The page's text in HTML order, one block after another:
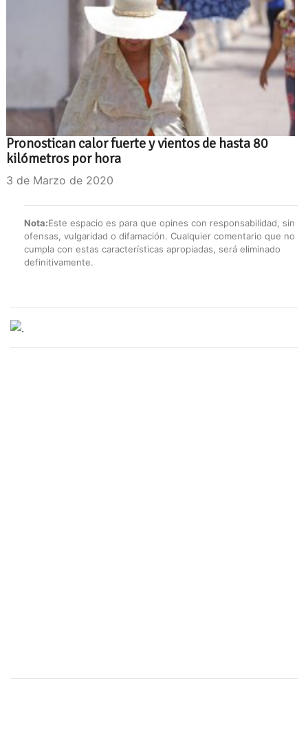
Pronostican calor fuerte y vientos de hasta 80
kilómetros por hora
3 de Marzo de 2020
Nota:Este espacio es para que opines con responsabilidad, sin
ofensas, vulgaridad o difamación. Cualquier comentario que no
cumpla con estas características apropiadas, será eliminado
definitivamente.